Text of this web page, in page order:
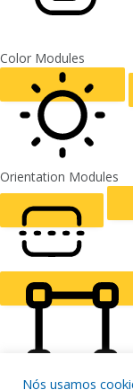
FONT WEIGHT
Color Modules
LIGHT CONTRAST
Orientation Modules
READING LINE
Nós usamos